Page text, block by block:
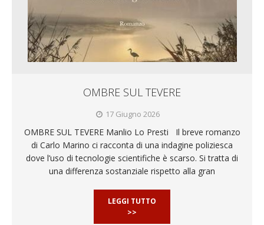
OMBRE SUL TEVERE
17 Giugno 2026
OMBRE SUL TEVERE Manlio Lo Presti Il breve romanzo
di Carlo Marino ci racconta di una indagine poliziesca
dove l’uso di tecnologie scientifiche è scarso. Si tratta di
una differenza sostanziale rispetto alla gran
LEGGI TUTTO
>>